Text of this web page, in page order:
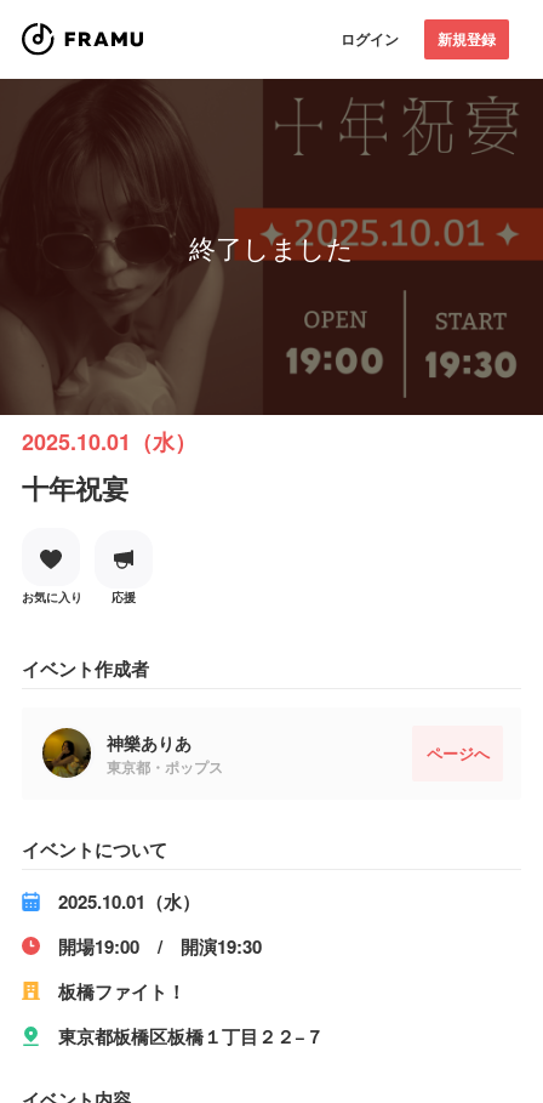
ログイン 新規登録
終了しました
2025.10.01（水）
十年祝宴
お気に入り 応援
イベント作成者
神樂ありあ
東京都・ポップス
ページへ
イベントについて
2025.10.01（水）
開場19:00 / 開演19:30
板橋ファイト！
東京都板橋区板橋１丁目２２−７